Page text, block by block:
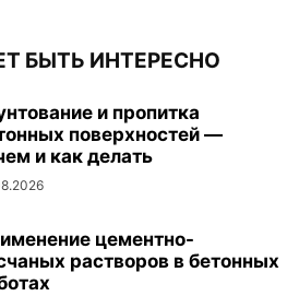
БЫТЬ ИНТЕРЕСНО
и пропитка
поверхностей —
и как делать
цементно-
растворов в бетонных